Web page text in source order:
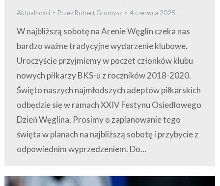
Aktualności Przez Robert Gromysz 4 czerwca 2025
W najbliższą sobotę na Arenie Węglin czeka nas
bardzo ważne tradycyjne wydarzenie klubowe.
Uroczyście przyjmiemy w poczet członków klubu
nowych piłkarzy BKS-u z roczników 2018-2020.
Święto naszych najmłodszych adeptów piłkarskich
odbędzie się w ramach XXIV Festynu Osiedlowego
Dzień Węglina. Prosimy o zaplanowanie tego
święta w planach na najbliższą sobotę i przybycie z
odpowiednim wyprzedzeniem. Do…